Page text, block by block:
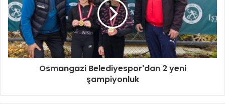
Osmangazi Belediyespor'dan 2 yeni
şampiyonluk